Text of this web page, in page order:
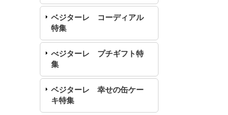
ベジターレ コーディアル
特集
べジターレ プチギフト特
集
ベジターレ 幸せの缶ケー
キ特集